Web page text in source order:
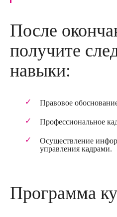
После
получите
навыки:
Правовое
Профессиональное
Осуществление
управления кадрами.
Программа